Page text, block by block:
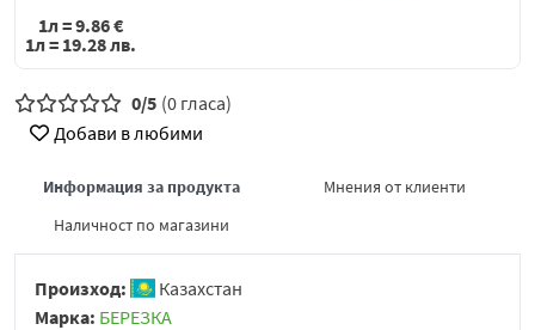
1л =9.86€
1л = 19.28лв.
0/5 (0 гласа)
Добави в любими
Информация за продукта
Мнения от клиенти
Наличност по магазини
Произход:
Казахстан
Марка: БЕРЕЗКА